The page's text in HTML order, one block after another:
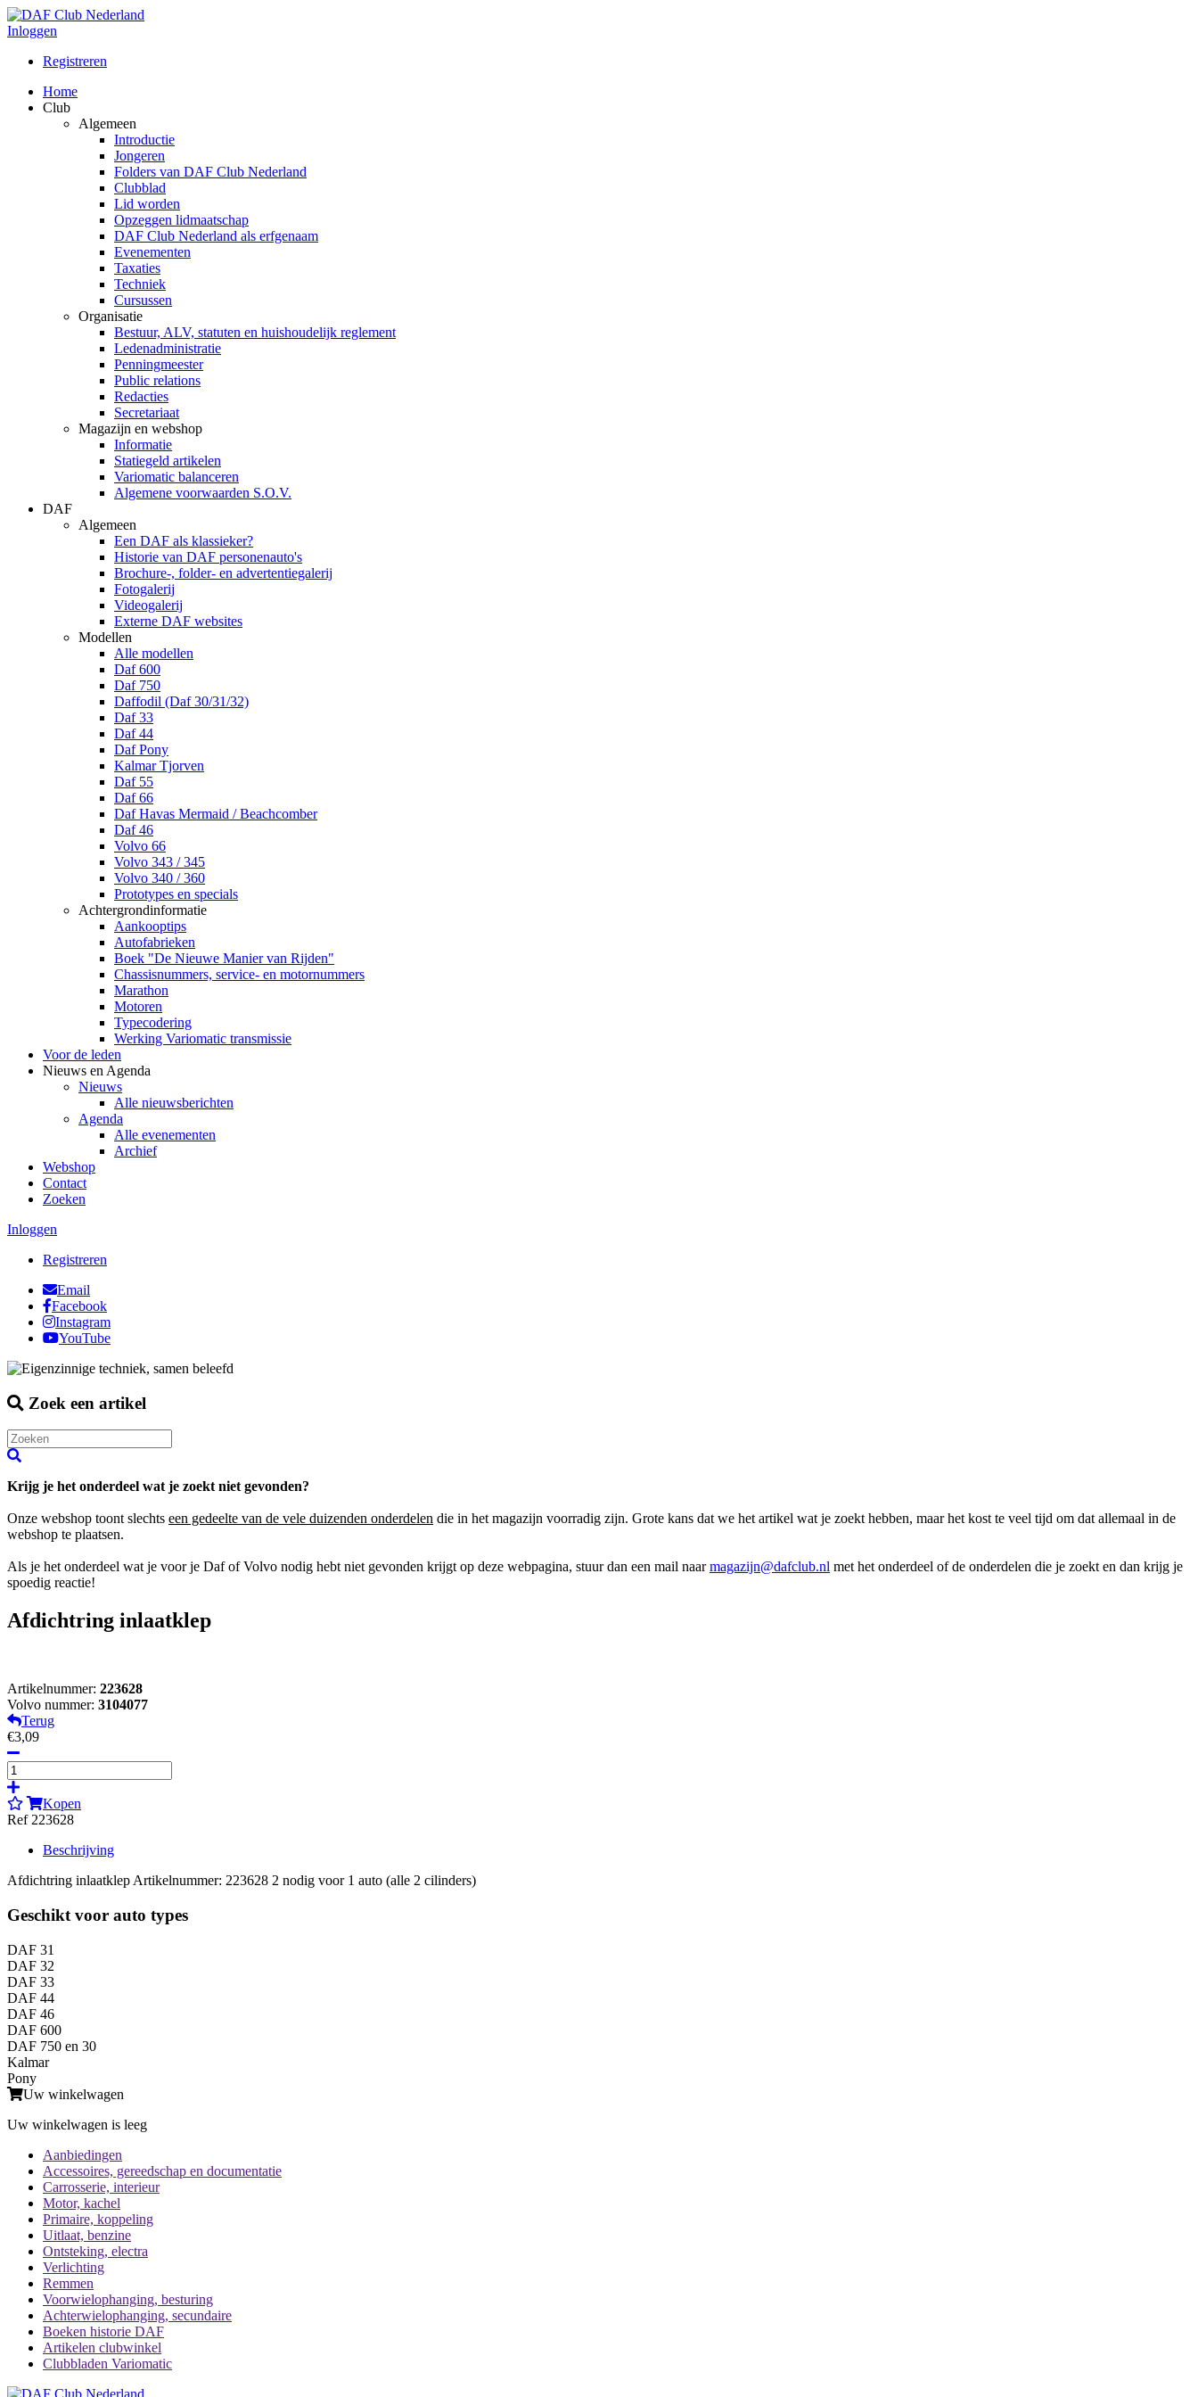
Inloggen
Registreren
Home
Club
Algemeen
Introductie
Jongeren
Folders van DAF Club Nederland
Clubblad
Lid worden
Opzeggen lidmaatschap
DAF Club Nederland als erfgenaam
Evenementen
Taxaties
Techniek
Cursussen
Organisatie
Bestuur, ALV, statuten en huishoudelijk reglement
Ledenadministratie
Penningmeester
Public relations
Redacties
Secretariaat
Magazijn en webshop
Informatie
Statiegeld artikelen
Variomatic balanceren
Algemene voorwaarden S.O.V.
DAF
Algemeen
Een DAF als klassieker?
Historie van DAF personenauto's
Brochure-, folder- en advertentiegalerij
Fotogalerij
Videogalerij
Externe DAF websites
Modellen
Alle modellen
Daf 600
Daf 750
Daffodil (Daf 30/31/32)
Daf 33
Daf 44
Daf Pony
Kalmar Tjorven
Daf 55
Daf 66
Daf Havas Mermaid / Beachcomber
Daf 46
Volvo 66
Volvo 343 / 345
Volvo 340 / 360
Prototypes en specials
Achtergrondinformatie
Aankooptips
Autofabrieken
Boek "De Nieuwe Manier van Rijden"
Chassisnummers, service- en motornummers
Marathon
Motoren
Typecodering
Werking Variomatic transmissie
Voor de leden
Nieuws en Agenda
Nieuws
Alle nieuwsberichten
Agenda
Alle evenementen
Archief
Webshop
Contact
Zoeken
Inloggen
Registreren
Email
Facebook
Instagram
YouTube
Zoek een artikel
Krijg je het onderdeel wat je zoekt niet gevonden?
Onze webshop toont slechts een gedeelte van de vele duizenden onderdelen die in het magazijn voorradig zijn. Grote kans dat we het artikel wat je zoekt hebben, maar het kost te veel tijd om dat allemaal in de
webshop te plaatsen.
Als je het onderdeel wat je voor je Daf of Volvo nodig hebt niet gevonden krijgt op deze webpagina, stuur dan een mail naarmagazijn@dafclub.nl met het onderdeel of de onderdelen die je zoekt en dan krijg je
spoedig reactie!
Afdichtring inlaatklep
Artikelnummer: 223628
Volvo nummer: 3104077
Terug
€3,09
Kopen
Ref 223628
Beschrijving
Afdichtring inlaatklep Artikelnummer: 223628 2 nodig voor 1 auto (alle 2 cilinders)
Geschikt voor auto types
DAF 31
DAF 32
DAF 33
DAF 44
DAF 46
DAF 600
DAF 750 en 30
Kalmar
Pony
Uw winkelwagen
Uw winkelwagen is leeg
Aanbiedingen
Accessoires, gereedschap en documentatie
Carrosserie, interieur
Motor, kachel
Primaire, koppeling
Uitlaat, benzine
Ontsteking, electra
Verlichting
Remmen
Voorwielophanging, besturing
Achterwielophanging, secundaire
Boeken historie DAF
Artikelen clubwinkel
Clubbladen Variomatic